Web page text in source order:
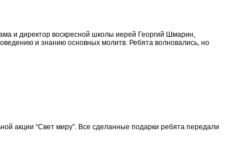
и директор воскресной школы иерей Георгий Шмарин,
и знанию основных молитв. Ребята волновались, но
акции “Свет миру”. Все сделанные подарки ребята передали